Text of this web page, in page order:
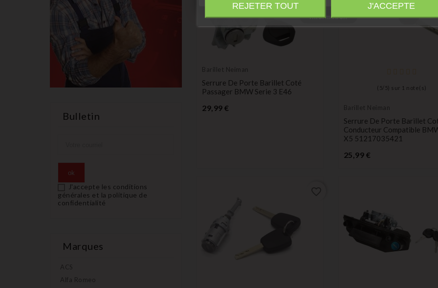
Bulletin
J'accepte les conditions
générales et la politique de
confidentialité
Marques
ACS
Alfa Romeo
Barillet Neiman
Serrure De Porte Barillet Coté
Passager BMW Serie 3 E46
29,99 €
( 5/ 5) sur 1 note(s)
Barillet Neiman
Serrure De Porte Barillet
Conducteur Compatible
X5 51217035421
25,99 €
REJETER TOUT J'ACCEPTE
Information